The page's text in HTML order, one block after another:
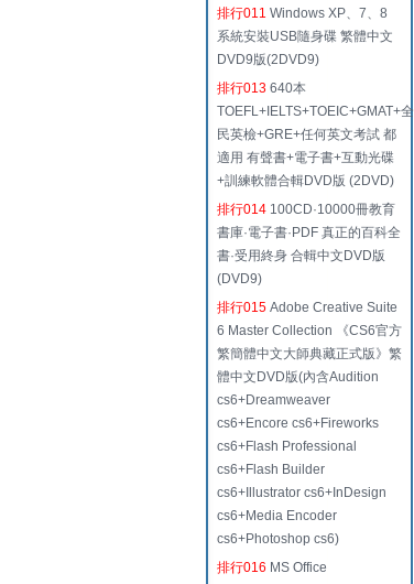
排行011 Windows XP、7、8
系統安裝USB隨身碟 繁體中文
DVD9版(2DVD9)
排行013 640本
TOEFL+IELTS+TOEIC+GMAT+全
民英檢+GRE+任何英文考試 都
適用 有聲書+電子書+互動光碟
+訓練軟體合輯DVD版 (2DVD)
排行014 100CD·10000冊教育
書庫·電子書·PDF 真正的百科全
書·受用終身 合輯中文DVD版
(DVD9)
排行015 Adobe Creative Suite
6 Master Collection 《CS6官方
繁簡體中文大師典藏正式版》繁
體中文DVD版(內含Audition
cs6+Dreamweaver
cs6+Encore cs6+Fireworks
cs6+Flash Professional
cs6+Flash Builder
cs6+Illustrator cs6+InDesign
cs6+Media Encoder
cs6+Photoshop cs6)
排行016 MS Office